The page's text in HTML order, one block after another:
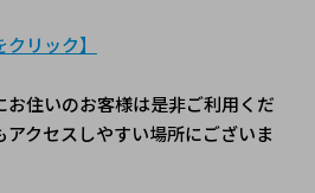
リック】
住いのお客様は是非ご利用くだ
クセスしやすい場所にございま